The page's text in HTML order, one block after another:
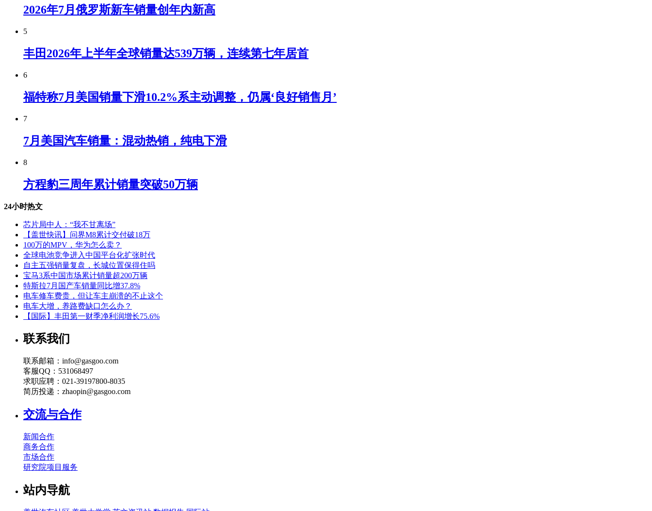
2026年7月俄罗斯新车销量创年内新高
5
丰田2026年上半年全球销量达539万辆，连续第七年居首
6
福特称7月美国销量下滑10.2%系主动调整，仍属‘良好销售月’
7
7月美国汽车销量：混动热销，纯电下滑
8
方程豹三周年累计销量突破50万辆
24小时热文
芯片局中人：“我不甘离场”
【盖世快讯】问界M8累计交付破18万
100万的MPV，华为怎么卖？
全球电池竞争进入中国平台化扩张时代
自主五强销量复盘，长城位置保得住吗
宝马3系中国市场累计销量超200万辆
特斯拉7月国产车销量同比增37.8%
电车修车费贵，但让车主崩溃的不止这个
电车大增，养路费缺口怎么办？
【国际】丰田第一财季净利润增长75.6%
联系我们
联系邮箱：info@gasgoo.com
客服QQ：531068497
求职应聘：021-39197800-8035
简历投递：zhaopin@gasgoo.com
交流与合作
新闻合作
商务合作
市场合作
研究院项目服务
站内导航